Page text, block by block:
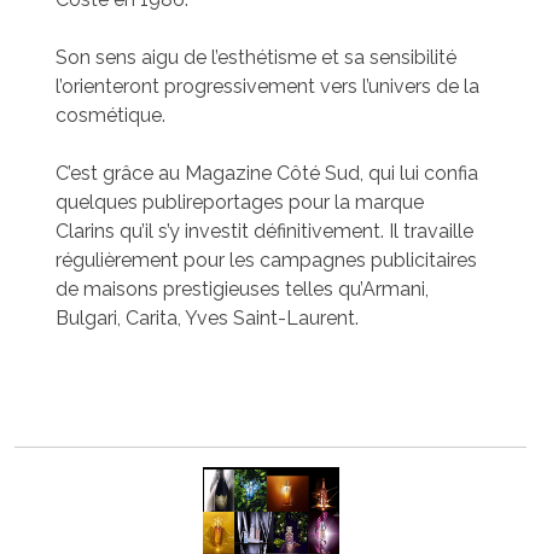
Son sens aigu de l’esthétisme et sa sensibilité
l’orienteront progressivement vers l’univers de la
cosmétique.
C’est grâce au Magazine Côté Sud, qui lui confia
quelques publireportages pour la marque
Clarins qu’il s’y investit définitivement. Il travaille
régulièrement pour les campagnes publicitaires
de maisons prestigieuses telles qu’Armani,
Bulgari, Carita, Yves Saint-Laurent.